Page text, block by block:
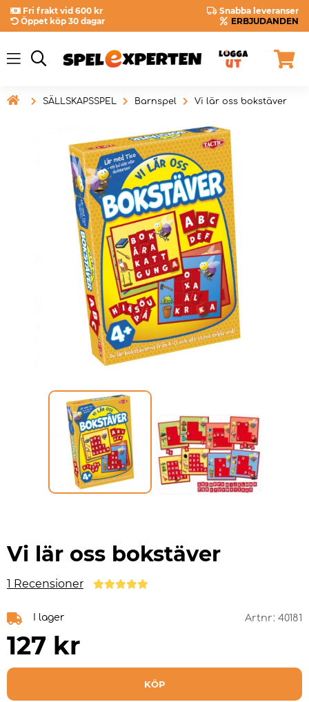
Fri frakt vid 600 kr
Snabba leveranser
Öppet köp 30 dagar
ERBJUDANDEN
 SÄLLSKAPSSPEL Barnspel Vi lär oss bokstäver
Vi lär oss bokstäver
1 Recensioner
I lager Artnr: 40181
127 kr
KÖP